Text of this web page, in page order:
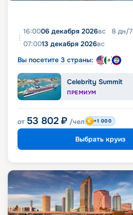
16:0006 декабря 2026вс 8 дн/7
07:0013 декабря 2026вс
Вы посетите 3 страны:
Celebrity Summit
ПРЕМИУМ
от 53 802 ₽ /чел +1 000
Выбрать круиз